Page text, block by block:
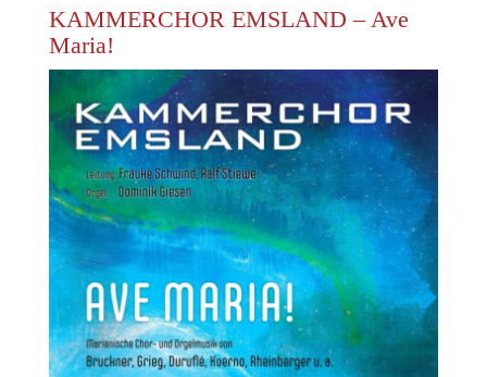
KAMMERCHOR EMSLAND – Ave
Maria!